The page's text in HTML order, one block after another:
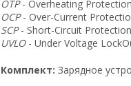
OTP- Overheating
OCP- Over-Current
SCP- Short-Circuit
UVLO- Under Voltage
Комплект: Зарядное